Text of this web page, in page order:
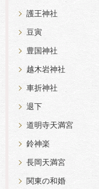
護王神社
豆寅
豊国神社
越木岩神社
車折神社
退下
道明寺天満宮
鈴神楽
長岡天満宮
関東の和婚